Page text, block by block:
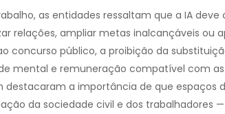
as entidades ressaltam que a IA
relações, ampliar metas inalcançáveis ou
concurso público, a proibição da
mental e remuneração compatível com as
a importância de que espaços
da sociedade civil e dos trabalhadores